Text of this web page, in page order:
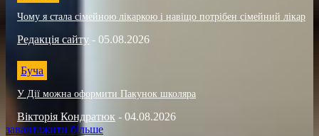
Чому я стала сімейною лікаркою і навіщо потрібен сімейний лікар
Редакція сайту - 05.08.2026
Буча
У Дії можна оформити Пакунок школяра
Вікторія Кондратюк - 04.08.2026
завантажити більше